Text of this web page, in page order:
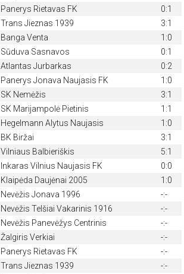
Panerys Rietavas FK
0:1
Trans Jieznas 1939
3:1
Banga Venta
1:0
Sūduva Sasnavos
0:1
Atlantas Jurbarkas
0:2
Panerys Jonava Naujasis FK
1:0
SK Nemėžis
3:1
SK Marijampolė Pietinis
1:1
Hegelmann Alytus Naujasis
1:0
BK Biržai
3:1
Vilniaus Balbieriškis
5:1
Inkaras Vilnius Naujasis FK
0:0
Klaipėda Daujėnai 2005
1:0
Nevėžis Jonava 1996
-:-
Nevėžis Telšiai Vakarinis 1916
-:-
Nevėžis Panevėžys Centrinis
-:-
Žalgiris Verkiai
-:-
Panerys Rietavas FK
-:-
Trans Jieznas 1939
-:-